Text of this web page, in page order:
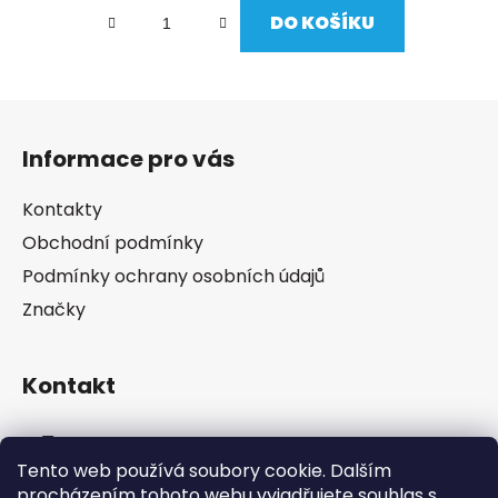
Tento web používá soubory cookie. Dalším
DO KOŠÍKU
Informace pro vás
Kontakty
Obchodní podmínky
Podmínky ochrany osobních údajů
Značky
Kontakt
info@pip-zevl.cz